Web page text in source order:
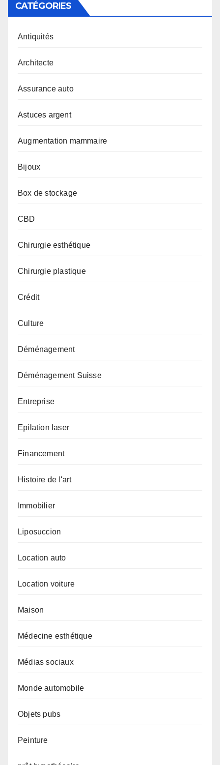
CATÉGORIES
Antiquités
Architecte
Assurance auto
Astuces argent
Augmentation mammaire
Bijoux
Box de stockage
CBD
Chirurgie esthétique
Chirurgie plastique
Crédit
Culture
Déménagement
Déménagement Suisse
Entreprise
Epilation laser
Financement
Histoire de l'art
Immobilier
Liposuccion
Location auto
Location voiture
Maison
Médecine esthétique
Médias sociaux
Monde automobile
Objets pubs
Peinture